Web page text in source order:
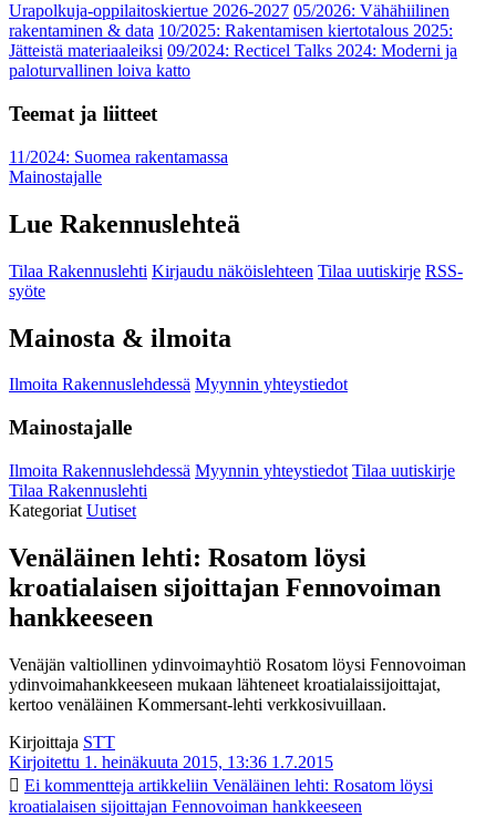
Urapolkuja-oppilaitoskiertue 2026-2027 05/2026: Vähähiilinen
rakentaminen & data 10/2025: Rakentamisen kiertotalous 2025:
Jätteistä materiaaleiksi 09/2024: Recticel Talks 2024: Moderni ja
paloturvallinen loiva katto
Teemat ja liitteet
11/2024: Suomea rakentamassa
Mainostajalle
Lue Rakennuslehteä
Tilaa Rakennuslehti Kirjaudu näköislehteen Tilaa uutiskirje RSS-
syöte
Mainosta & ilmoita
Ilmoita Rakennuslehdessä Myynnin yhteystiedot
Mainostajalle
Ilmoita Rakennuslehdessä Myynnin yhteystiedot Tilaa uutiskirje
Tilaa Rakennuslehti
Kategoriat Uutiset
Venäläinen lehti: Rosatom löysi
kroatialaisen sijoittajan Fennovoiman
hankkeeseen
Venäjän valtiollinen ydinvoimayhtiö Rosatom löysi Fennovoiman
ydinvoimahankkeeseen mukaan lähteneet kroatialaissijoittajat,
kertoo venäläinen Kommersant-lehti verkkosivuillaan.
Kirjoittaja STT
Kirjoitettu 1. heinäkuuta 2015, 13:36 1.7.2015
Ei kommentteja artikkeliin Venäläinen lehti: Rosatom löysi
kroatialaisen sijoittajan Fennovoiman hankkeeseen